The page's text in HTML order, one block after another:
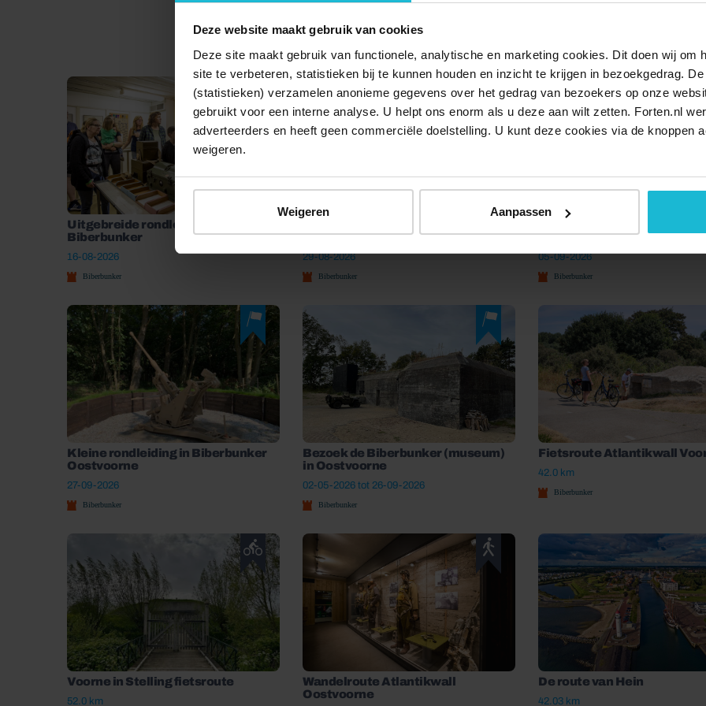
Deze website maakt gebruik van cookies
Deze site maakt gebruik van functionele, analytische en marketing cookies. Dit doen wij om
site te verbeteren, statistieken bij te kunnen houden en inzicht te krijgen in bezoekgedrag.
(statistieken) verzamelen anonieme gegevens over het gedrag van bezoekers op onze
gebruikt voor een interne analyse. U helpt ons enorm als u deze aan wilt zetten. Forten.nl
adverteerders en heeft geen commerciële doelstelling. U kunt deze cookies via de knoppen
weigeren.
Weigeren Aanpassen
ACTIVITEITEN BIJ
Uitgebreide rondleiding door de
Biberbunker
16-08-2026
Biberbunker
Biberbunker
29-08-2026
Biberbunker
Oostvoorne
05-09-2026
Biberbunker
Kleine rondleiding in Biberbunker
Oostvoorne
27-09-2026
Biberbunker
Bezoek de Biberbunker (museum)
in Oostvoorne
02-05-2026 tot 26-09-2026
Biberbunker
Fietsroute Atlantikwall
42.0 km
Biberbunker
Voorne in Stelling fietsroute
52.0 km
Wandelroute Atlantikwall
Oostvoorne
De route van Hein
42.03 km